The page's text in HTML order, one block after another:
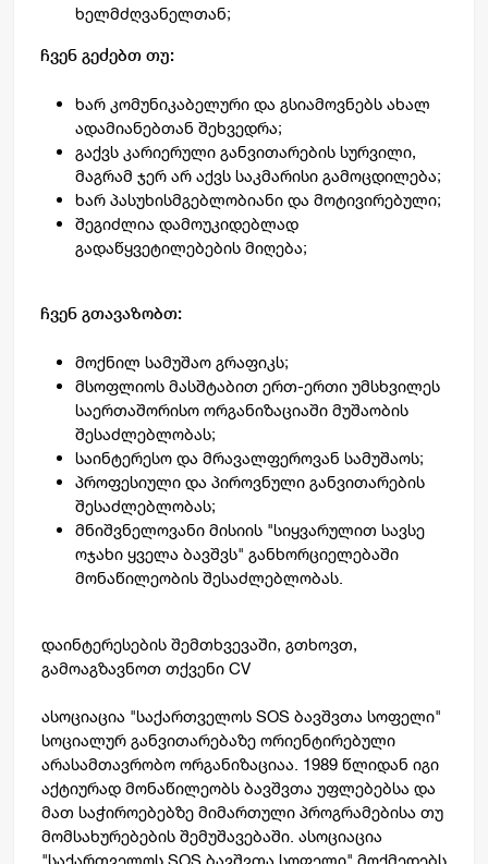
ხელმძღვანელთან;
ჩვენ გეძებთ თუ:
ხარ კომუნიკაბელური და გსიამოვნებს ახალ
ადამიანებთან შეხვედრა;
გაქვს კარიერული განვითარების სურვილი,
მაგრამ ჯერ არ აქვს საკმარისი გამოცდილება;
ხარ პასუხისმგებლობიანი და მოტივირებული;
შეგიძლია დამოუკიდებლად
გადაწყვეტილებების მიღება;
ჩვენ გთავაზობთ:
მოქნილ სამუშაო გრაფიკს;
მსოფლიოს მასშტაბით ერთ-ერთი უმსხვილეს
საერთაშორისო ორგანიზაციაში მუშაობის
შესაძლებლობას;
საინტერესო და მრავალფეროვან სამუშაოს;
პროფესიული და პიროვნული განვითარების
შესაძლებლობას;
მნიშვნელოვანი მისიის "სიყვარულით სავსე
ოჯახი ყველა ბავშვს" განხორციელებაში
მონაწილეობის შესაძლებლობას.
დაინტერესების შემთხვევაში, გთხოვთ,
გამოაგზავნოთ თქვენი CV
ასოციაცია "საქართველოს SOS ბავშვთა სოფელი"
სოციალურ განვითარებაზე ორიენტირებული
არასამთავრობო ორგანიზაციაა. 1989 წლიდან იგი
აქტიურად მონაწილეობს ბავშვთა უფლებებსა და
მათ საჭიროებებზე მიმართული პროგრამებისა თუ
მომსახურებების შემუშავებაში. ასოციაცია
"საქართველოს SOS ბავშვთა სოფელი" მოქმედებს